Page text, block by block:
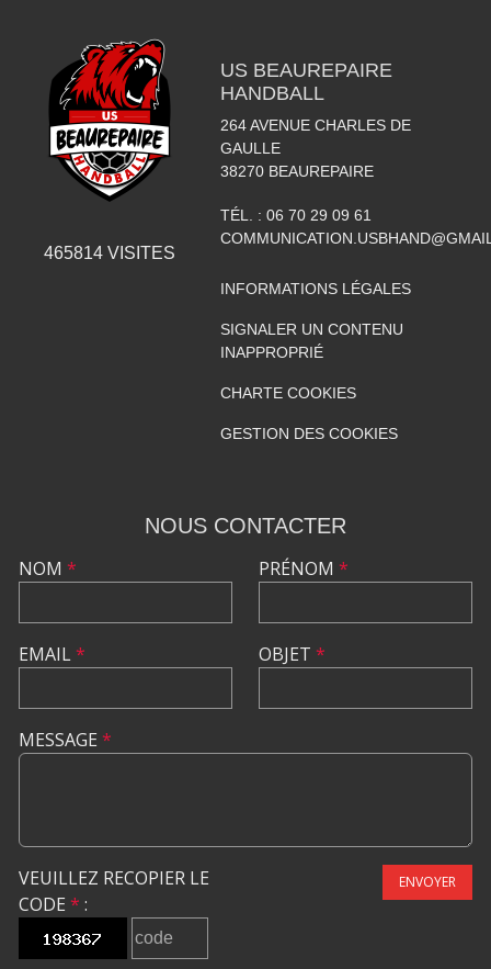
465814 VISITES
US BEAUREPAIRE
HANDBALL
264 AVENUE CHARLES DE
GAULLE
38270 BEAUREPAIRE
TÉL. : 06 70 29 09 61
INFORMATIONS LÉGALES
SIGNALER UN CONTENU
INAPPROPRIÉ
CHARTE COOKIES
GESTION DES COOKIES
NOUS CONTACTER
NOM *
EMAIL*
PRÉNOM *
OBJET *
MESSAGE *
VEUILLEZ RECOPIER LE
CODE * :
ENVOYER